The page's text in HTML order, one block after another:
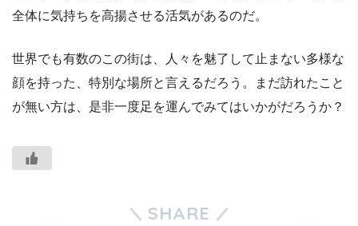
全体に気持ちを高揚させる活気があるのだ。
世界でも有数のこの街は、人々を魅了して止まない多様な
顔を持った、特別な場所と言えるだろう。まだ訪れたこと
が無い方は、是非一度足を運んでみてはいかがだろうか？
SHARE